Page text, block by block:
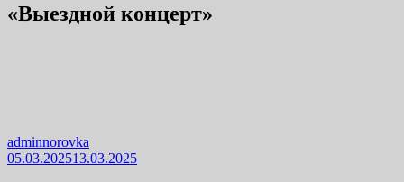
«Выездной концерт»
adminnorovka
05.03.202513.03.2025